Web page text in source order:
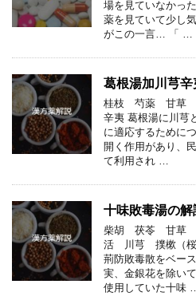
場を見ていなかっ
薬を見ていて少し
がこの一言… 「 …
葛根湯加川芎辛
桂枝 芍薬 甘草
辛夷 葛根湯に川芎
に適応するために
開く作用があり、
て利用され …
十味敗毒湯の解
柴胡 茯苓 甘草
活 川芎 撲樕（桜
荊防敗毒散をベー
実、金銀花を除い
使用していた十味